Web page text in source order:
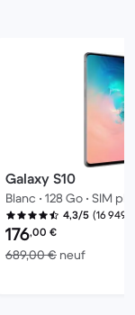
Galaxy S10
Blanc • 128 Go • SIM
4,3/5 (16 949)
Prix reconditionné :
176,00 €
689,00 € neufcontre